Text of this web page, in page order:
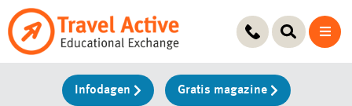
Ga
naar
Infodagen Gratis magazine